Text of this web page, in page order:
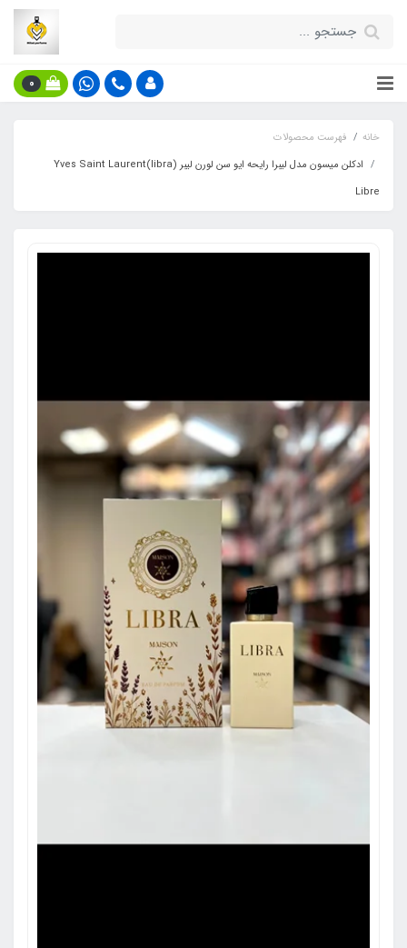
0
خانه
فهرست محصولات
ادکلن میسون مدل لیبرا رایحه ایو سن لورن لیبر (libra)Yves Saint Laurent
Libre